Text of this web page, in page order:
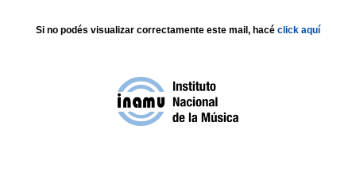
Si no podés visualizar correctamente este mail, hacé click aquí